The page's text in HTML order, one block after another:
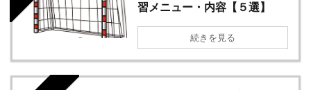
習メニュー・内容【５選】
続きを見る